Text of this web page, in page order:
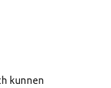
kunnen